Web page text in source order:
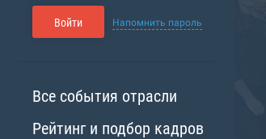
Войти Напомнить пароль
Все события отрасли
Рейтинг и подбор кадров